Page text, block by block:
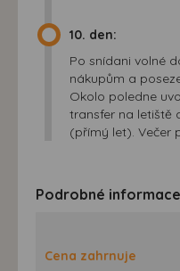
10. den:
Po snídani volné
nákupům a
Okolo poledne
transfer na letiště
(přímý let). Večer
Podrobné informace
Cena zahrnuje